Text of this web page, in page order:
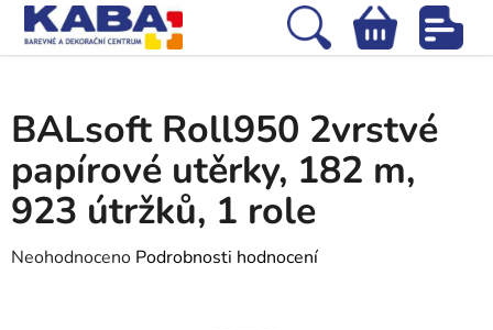
Přejít
obsah
Hledat
NÁKUPNÍ
BALsoft Roll950 2vrstvé
papírové utěrky, 182 m,
923 útržků, 1 role
Průměrné
Neohodnoceno Podrobnosti hodnocení